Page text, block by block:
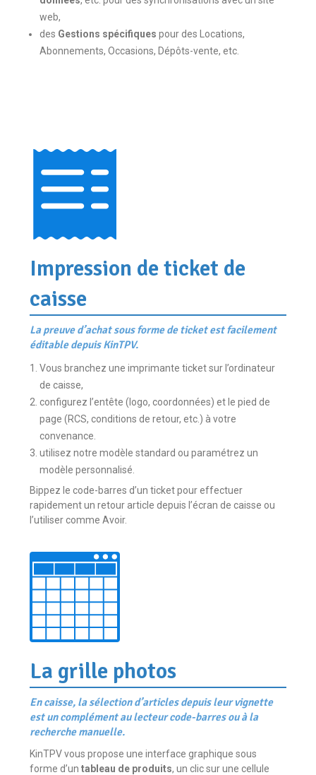
web,
des Gestions spécifiques pour des Locations,
Abonnements, Occasions, Dépôts-vente, etc.
Impression de ticket de
caisse
La preuve d’achat sous forme de ticket est facilement
éditable depuis KinTPV.
Vous branchez une imprimante ticket sur l’ordinateur
de caisse,
configurez l’entête (logo, coordonnées) et le pied de
page (RCS, conditions de retour, etc.) à votre
convenance.
utilisez notre modèle standard ou paramétrez un
modèle personnalisé.
Bippez le code-barres d’un ticket pour effectuer
rapidement un retour article depuis l’écran de caisse ou
l’utiliser comme Avoir.
La grille photos
En caisse, la sélection d’articles depuis leur vignette
est un complément au lecteur code-barres ou à la
recherche manuelle.
KinTPV vous propose une interface graphique sous
forme d’un tableau de produits, un clic sur une cellule